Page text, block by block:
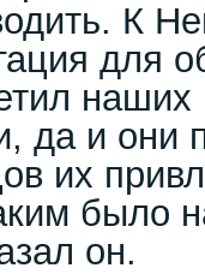
К
для
наших
да и они
их
было
он.